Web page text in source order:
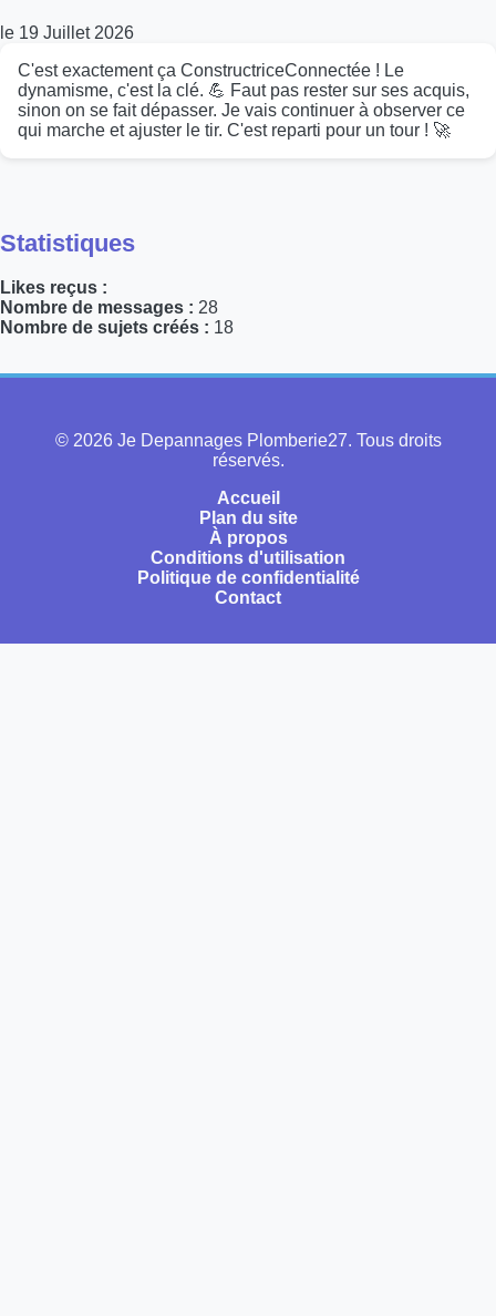
le 19 Juillet 2026
C'est exactement ça ConstructriceConnectée ! Le
dynamisme, c'est la clé. 💪 Faut pas rester sur ses acquis,
sinon on se fait dépasser. Je vais continuer à observer ce
qui marche et ajuster le tir. C'est reparti pour un tour ! 🚀
Statistiques
Likes reçus :
Nombre de messages : 28
Nombre de sujets créés : 18
© 2026 Je Depannages Plomberie27. Tous droits
réservés.
Accueil
Plan du site
À propos
Conditions d'utilisation
Politique de confidentialité
Contact